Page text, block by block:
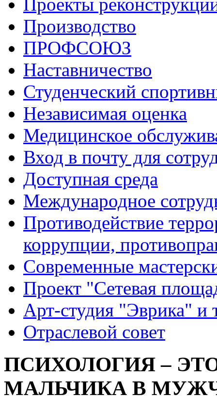
Проекты
Производство
ПРОФСОЮЗ
Наставничество
Студенческий
Независимая оценка
Медицинское
Вход в почту для
Доступная среда
Международное
Противодействие
коррупции,
Современные
Проект "Сетевая
Арт-студия "Эврика" и
Отраслевой совет
ПСИХОЛОГИЯ –
МАЛЬЧИКА В